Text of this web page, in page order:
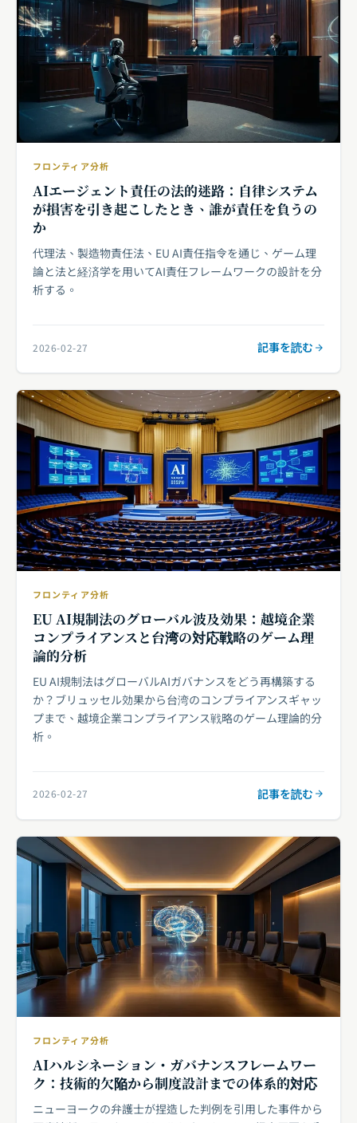
フロンティア分析
AIエージェント責任の法的迷路：自律システム
が損害を引き起こしたとき、誰が責任を負うの
か
代理法、製造物責任法、EU AI責任指令を通じ、ゲーム理
論と法と経済学を用いてAI責任フレームワークの設計を分
析する。
2026-02-27 記事を読む
フロンティア分析
EU AI規制法のグローバル波及効果：越境企業
コンプライアンスと台湾の対応戦略のゲーム理
論的分析
EU AI規制法はグローバルAIガバナンスをどう再構築する
か？ブリュッセル効果から台湾のコンプライアンスギャッ
プまで、越境企業コンプライアンス戦略のゲーム理論的分
析。
2026-02-27 記事を読む
フロンティア分析
AIハルシネーション・ガバナンスフレームワー
ク：技術的欠陥から制度設計までの体系的対応
ニューヨークの弁護士が捏造した判例を引用した事件から